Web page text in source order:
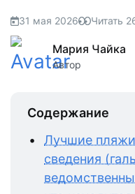
31 мая 2026 Читать
Мария Чайка
Автор
Содержание
Лучшие
сведения